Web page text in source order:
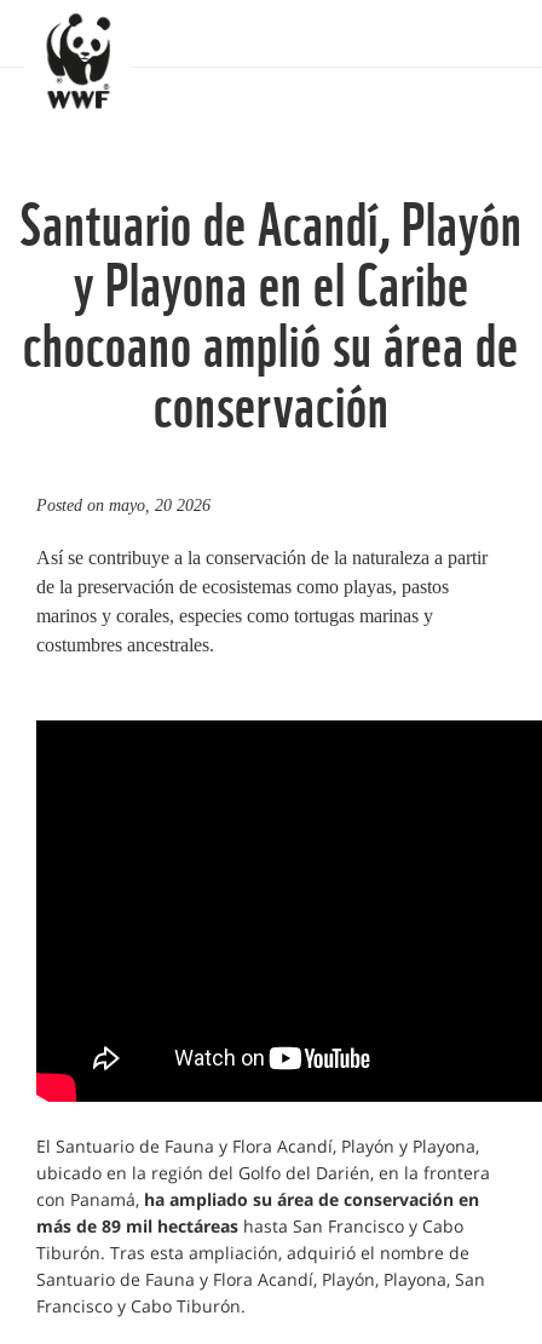
Santuario de Acandí, Playón
y Playona en el Caribe
chocoano amplió su área de
conservación
Posted on mayo, 20 2026
Así se contribuye a la conservación de la naturaleza a partir
de la preservación de ecosistemas como playas, pastos
marinos y corales, especies como tortugas marinas y
costumbres ancestrales.
El Santuario de Fauna y Flora Acandí, Playón y Playona,
ubicado en la región del Golfo del Darién, en la frontera
con Panamá, ha ampliado su área de conservación en
más de 89 mil hectáreas hasta San Francisco y Cabo
Tiburón. Tras esta ampliación, adquirió el nombre de
Santuario de Fauna y Flora Acandí, Playón, Playona, San
Francisco y Cabo Tiburón.